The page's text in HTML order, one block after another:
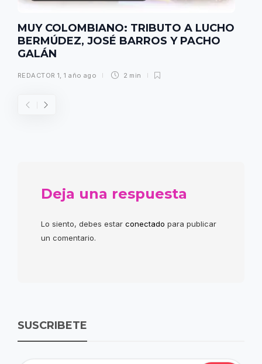
MUY COLOMBIANO: TRIBUTO A LUCHO
BERMÚDEZ, JOSÉ BARROS Y PACHO
GALÁN
REDACTOR 1,1 año ago 2 min
Deja una respuesta
Lo siento, debes estar conectado para publicar
un comentario.
SUSCRIBETE